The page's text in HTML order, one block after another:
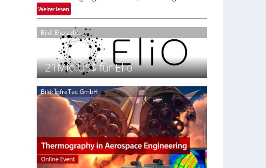
N
i
h
t
2
0
2
l
i
t
s
i
c
h
a
n
S
e
e
a
c
t
ä
r
t
P
r
ä
s
e
n
z
i
E
M
E
A
Weiterlesen:
H
o
m
e
p
a
g
e
‚
H
y
p
e
r
s
p
Bild: Elio Labs.
21Mio.US$ für Elio
Bild: InfraTec GmbH